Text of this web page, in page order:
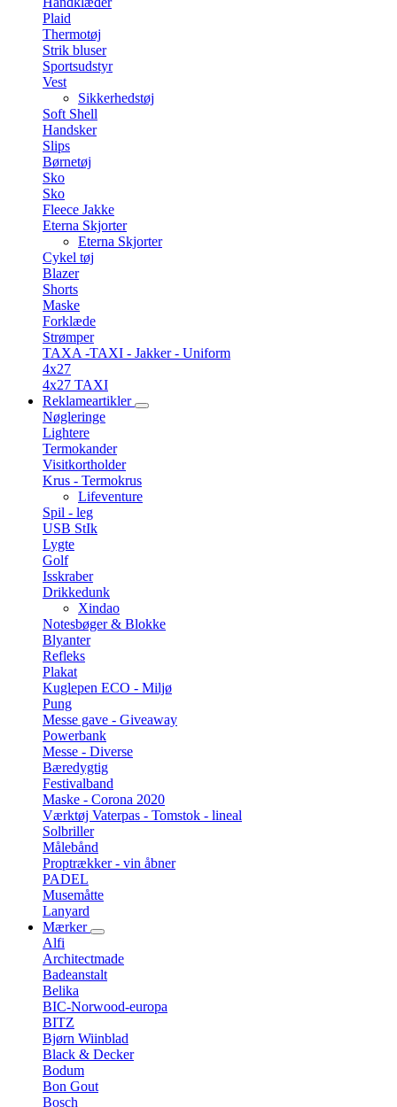
Plaid
Thermotøj
Strik bluser
Sportsudstyr
Vest
Sikkerhedstøj
Soft Shell
Handsker
Slips
Børnetøj
Sko
Sko
Fleece Jakke
Eterna Skjorter
Eterna Skjorter
Cykel tøj
Blazer
Shorts
Maske
Forklæde
Strømper
TAXA -TAXI - Jakker - Uniform
4x27
4x27 TAXI
Reklameartikler
Nøgleringe
Lightere
Termokander
Visitkortholder
Krus - Termokrus
Lifeventure
Spil - leg
USB StIk
Lygte
Golf
Isskraber
Drikkedunk
Xindao
Notesbøger & Blokke
Blyanter
Refleks
Plakat
Kuglepen ECO - Miljø
Pung
Messe gave - Giveaway
Powerbank
Messe - Diverse
Bæredygtig
Festivalband
Maske - Corona 2020
Værktøj Vaterpas - Tomstok - lineal
Solbriller
Målebånd
Proptrækker - vin åbner
PADEL
Musemåtte
Lanyard
Mærker
Alfi
Architectmade
Badeanstalt
Belika
BIC-Norwood-europa
BITZ
Bjørn Wiinblad
Black & Decker
Bodum
Bon Gout
Bosch